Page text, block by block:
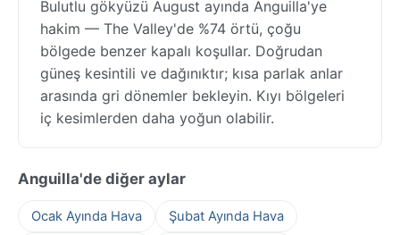
Bulutlu gökyüzü August ayında Anguilla'ye
hakim — The Valley'de %74 örtü, çoğu
bölgede benzer kapalı koşullar. Doğrudan
güneş kesintili ve dağınıktır; kısa parlak anlar
arasında gri dönemler bekleyin. Kıyı bölgeleri
iç kesimlerden daha yoğun olabilir.
Anguilla'de diğer aylar
Ocak Ayında Hava Şubat Ayında Hava